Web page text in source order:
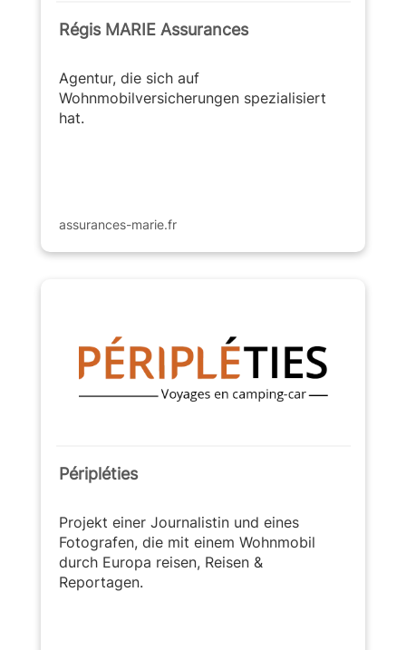
assurances-marie.fr
Régis MARIE Assurances
Agentur, die sich auf
Wohnmobilversicherungen spezialisiert
hat.
Péripléties
Projekt einer Journalistin und eines
Fotografen, die mit einem Wohnmobil
durch Europa reisen, Reisen &
Reportagen.